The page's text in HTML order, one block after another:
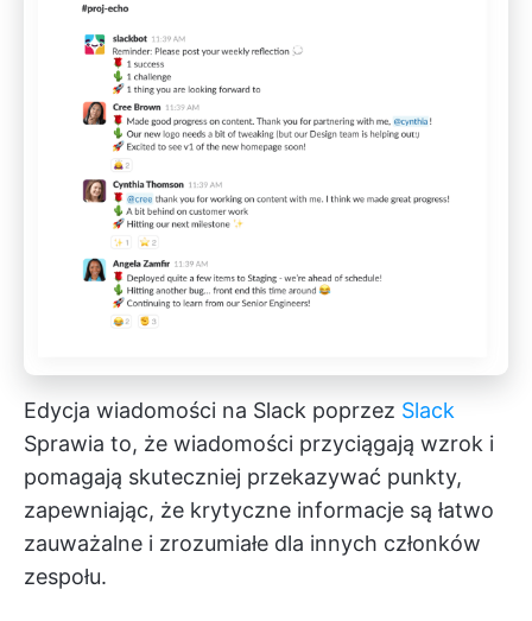
Edycja wiadomości na Slack poprzez Slack
Sprawia to, że wiadomości przyciągają wzrok i
pomagają skuteczniej przekazywać punkty,
zapewniając, że krytyczne informacje są łatwo
zauważalne i zrozumiałe dla innych członków
zespołu.